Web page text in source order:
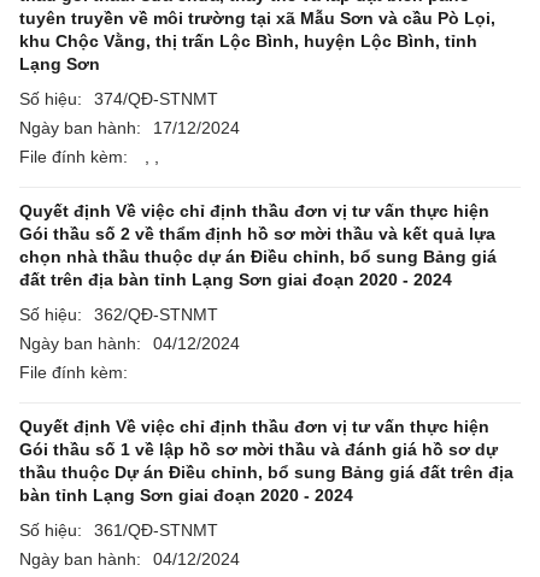
tuyên truyền về môi trường tại xã Mẫu Sơn và cầu Pò Lọi,
khu Chộc Vằng, thị trấn Lộc Bình, huyện Lộc Bình, tỉnh
Lạng Sơn
Số hiệu:
374/QĐ-STNMT
Ngày ban hành:
17/12/2024
File đính kèm:
Quyết định Về việc chỉ định thầu đơn vị tư vấn thực hiện
Gói thầu số 2 về thẩm định hồ sơ mời thầu và kết quả lựa
chọn nhà thầu thuộc dự án Điều chỉnh, bổ sung Bảng giá
đất trên địa bàn tỉnh Lạng Sơn giai đoạn 2020 - 2024
Số hiệu:
362/QĐ-STNMT
Ngày ban hành:
04/12/2024
File đính kèm:
Quyết định Về việc chỉ định thầu đơn vị tư vấn thực hiện
Gói thầu số 1 về lập hồ sơ mời thầu và đánh giá hồ sơ dự
thầu thuộc Dự án Điều chỉnh, bổ sung Bảng giá đất trên địa
bàn tỉnh Lạng Sơn giai đoạn 2020 - 2024
Số hiệu:
361/QĐ-STNMT
Ngày ban hành:
04/12/2024